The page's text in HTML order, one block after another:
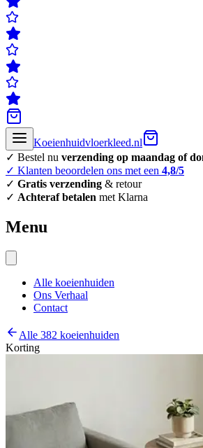
Koeienhuidvloerkleed.nl
✓ Bestel nu verzending op maandag of
✓ Klanten beoordelen ons met een 4,8/5
✓ Gratis verzending & retour
✓ Achteraf betalen met Klarna
Menu
Alle koeienhuiden
Ons Verhaal
Contact
Alle 382 koeienhuiden
Korting